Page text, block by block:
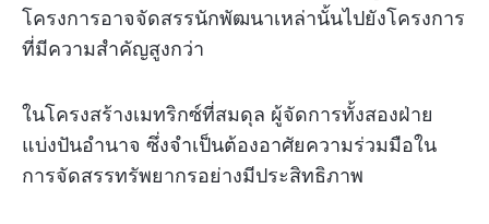
โครงการอาจจัดสรรนักพัฒนาเหล่านั้นไปยังโครงการ
ที่มีความสำคัญสูงกว่า
ในโครงสร้างเมทริกซ์ที่สมดุล ผู้จัดการทั้งสองฝ่าย
แบ่งปันอำนาจ ซึ่งจำเป็นต้องอาศัยความร่วมมือใน
การจัดสรรทรัพยากรอย่างมีประสิทธิภาพ